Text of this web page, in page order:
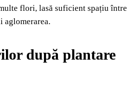
flori, lasă suficient spațiu între
aglomerarea.
după plantare